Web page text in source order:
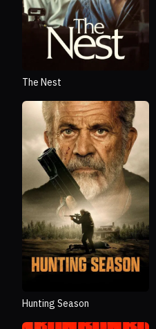
The Nest
Hunting Season